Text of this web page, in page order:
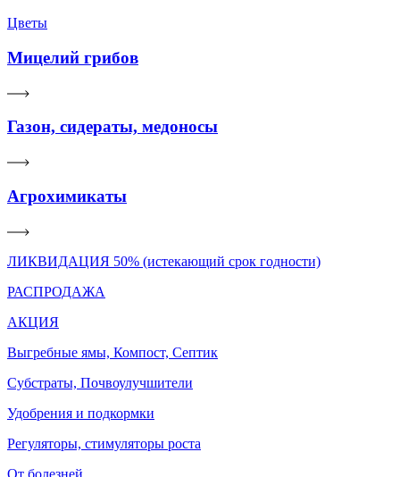
Цветы
Мицелий грибов
Газон, сидераты, медоносы
Агрохимикаты
ЛИКВИДАЦИЯ 50% (истекающий срок годности)
РАСПРОДАЖА
АКЦИЯ
Выгребные ямы, Компост, Септик
Субстраты, Почвоулучшители
Удобрения и подкормки
Регуляторы, стимуляторы роста
От болезней